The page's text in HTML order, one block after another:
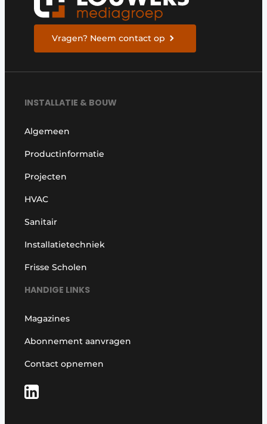
Vragen? Neem contact op
INSTALLATIE & BOUW
Algemeen
Productinformatie
Projecten
HVAC
Sanitair
Installatietechniek
Frisse Scholen
HANDIGE LINKS
Magazines
Abonnement aanvragen
Contact opnemen